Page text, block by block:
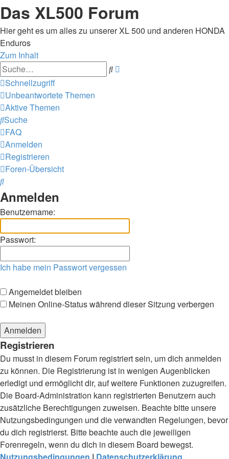
Das XL500 Forum
Hier geht es um alles zu unserer XL 500 und anderen HONDA
Enduros
Zum Inhalt
Suche
Schnellzugriff
Unbeantwortete Themen
Aktive Themen
Suche
FAQ
Anmelden
Registrieren
Foren-Übersicht
Suche
Anmelden
Benutzername:
Passwort:
Ich habe mein Passwort vergessen
Angemeldet bleiben
Meinen Online-Status während dieser Sitzung verbergen
Registrieren
Du musst in diesem Forum registriert sein, um dich anmelden
zu können. Die Registrierung ist in wenigen Augenblicken
erledigt und ermöglicht dir, auf weitere Funktionen zuzugreifen.
Die Board-Administration kann registrierten Benutzern auch
zusätzliche Berechtigungen zuweisen. Beachte bitte unsere
Nutzungsbedingungen und die verwandten Regelungen, bevor
du dich registrierst. Bitte beachte auch die jeweiligen
Forenregeln, wenn du dich in diesem Board bewegst.